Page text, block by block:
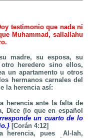
testimonio que nada ni
Muhammad, sallallahu
madre, su esposa, su
heredero sino ellos,
un apartamento u otros
hermanos carnales del
la herencia así:
herencia ante la falta de
Dice (lo que en español
un cuarto de lo
} [Corán 4:12]
herencia, pues Al-lah,